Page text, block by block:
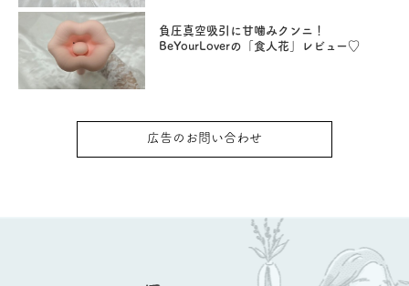
負圧真空吸引に甘噛みクンニ！
BeYourLoverの「食人花」レビュー♡
広告のお問い合わせ